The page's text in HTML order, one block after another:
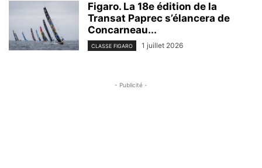
Figaro. La 18e édition de la
Transat Paprec s’élancera de
Concarneau...
CLASSE FIGARO 1 juillet 2026
- Publicité -